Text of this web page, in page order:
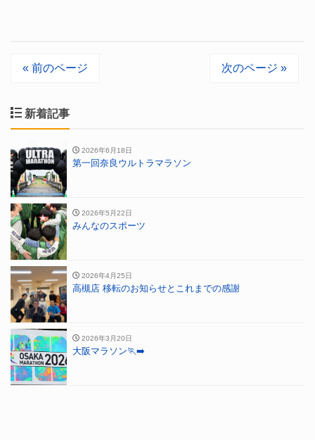
« 前のページ 次のページ »
新着記事
2026年6月18日
第一回奈良ウルトラマラソン
2026年5月22日
みんなのスポーツ
2026年4月25日
高槻店 移転のお知らせとこれまでの感謝
2026年3月20日
大阪マラソン🏃‍➡️